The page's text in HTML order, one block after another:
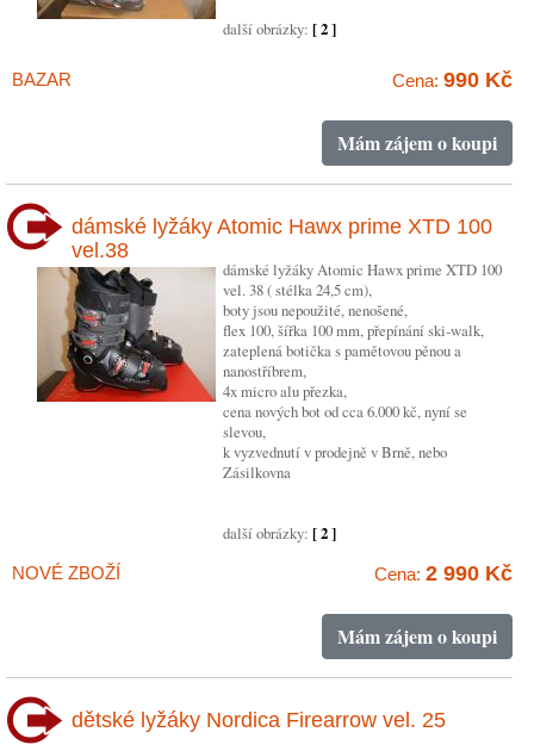
další obrázky: [ 2 ]
BAZAR Cena: 990 Kč
Mám zájem o koupi
dámské lyžáky Atomic Hawx prime XTD 100
vel.38
dámské lyžáky Atomic Hawx prime XTD 100
vel. 38 ( stélka 24,5 cm),
boty jsou nepoužité, nenošené,
flex 100, šířka 100 mm, přepínání ski-walk,
zateplená botička s pamětovou pěnou a
nanostříbrem,
4x micro alu přezka,
cena nových bot od cca 6.000 kč, nyní se
slevou,
k vyzvednutí v prodejně v Brně, nebo
Zásilkovna
další obrázky: [ 2 ]
NOVÉ ZBOŽÍ Cena: 2 990 Kč
Mám zájem o koupi
dětské lyžáky Nordica Firearrow vel. 25